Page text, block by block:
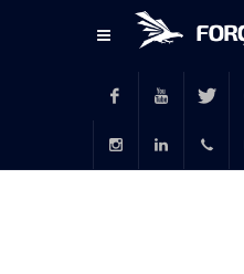
FacebookYoutubeTwitter